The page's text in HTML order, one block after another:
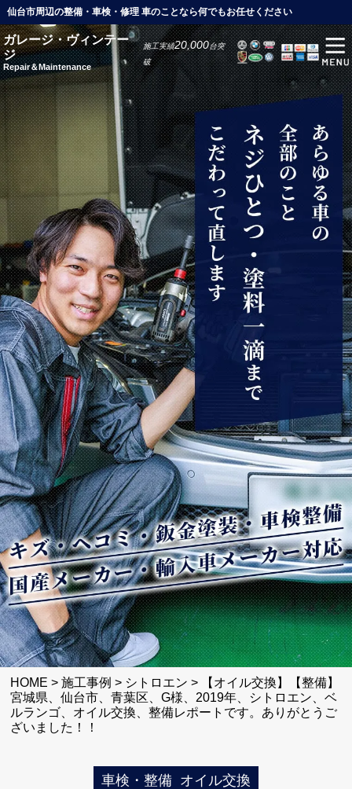
仙台市周辺の整備・車検・修理 車のことなら何でもお任せください
ガレージ・ヴィンテー
ジ
Repair＆Maintenance
施工実績20,000台突
破
HOME >施工事例 > シトロエン >
【オイル交換】【整備】
宮城県、仙台市、青葉区、G様、2019年、シトロエン、ベ
ルランゴ、オイル交換、整備レポートです。ありがとうご
ざいました！！
車検・整備 オイル交換